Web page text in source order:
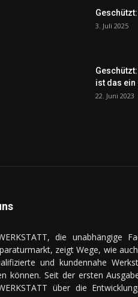
3. Juli 2025
ist das ein
22. Juni 2023
die unabhängige
zeigt Wege, wie
und kundennahe
können. Seit der ersten
über die